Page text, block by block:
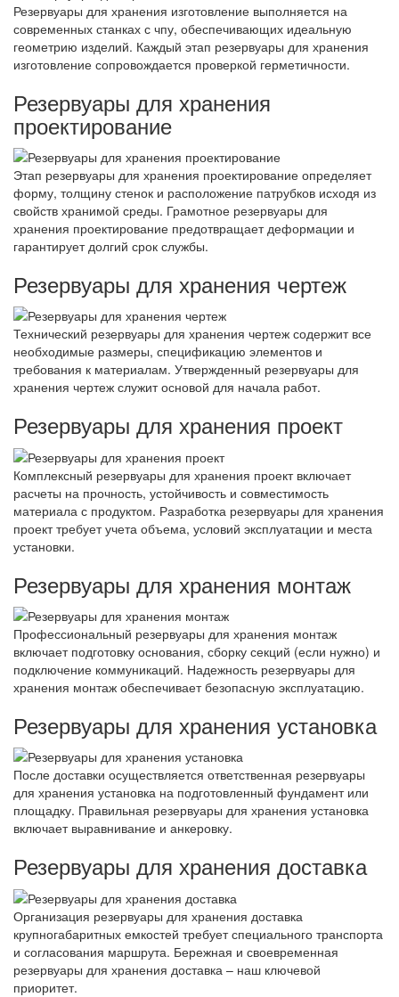
Резервуары для хранения изготовление выполняется на
современных станках с чпу, обеспечивающих идеальную
геометрию изделий. Каждый этап резервуары для хранения
изготовление сопровождается проверкой герметичности.
Резервуары для хранения
проектирование
Этап резервуары для хранения проектирование определяет
форму, толщину стенок и расположение патрубков исходя из
свойств хранимой среды. Грамотное резервуары для
хранения проектирование предотвращает деформации и
гарантирует долгий срок службы.
Резервуары для хранения чертеж
Технический резервуары для хранения чертеж содержит все
необходимые размеры, спецификацию элементов и
требования к материалам. Утвержденный резервуары для
хранения чертеж служит основой для начала работ.
Резервуары для хранения проект
Комплексный резервуары для хранения проект включает
расчеты на прочность, устойчивость и совместимость
материала с продуктом. Разработка резервуары для хранения
проект требует учета объема, условий эксплуатации и места
установки.
Резервуары для хранения монтаж
Профессиональный резервуары для хранения монтаж
включает подготовку основания, сборку секций (если нужно) и
подключение коммуникаций. Надежность резервуары для
хранения монтаж обеспечивает безопасную эксплуатацию.
Резервуары для хранения установка
После доставки осуществляется ответственная резервуары
для хранения установка на подготовленный фундамент или
площадку. Правильная резервуары для хранения установка
включает выравнивание и анкеровку.
Резервуары для хранения доставка
Организация резервуары для хранения доставка
крупногабаритных емкостей требует специального транспорта
и согласования маршрута. Бережная и своевременная
резервуары для хранения доставка – наш ключевой
приоритет.